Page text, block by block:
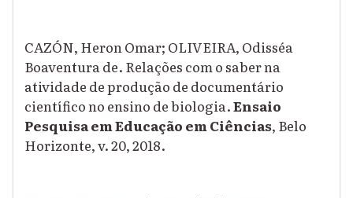
CAZÓN, Heron Omar; OLIVEIRA, Odisséa
Boaventura de. Relações com o saber na
atividade de produção de documentário
científico no ensino de biologia.Ensaio
Pesquisa em Educação em Ciências, Belo
Horizonte, v. 20, 2018.